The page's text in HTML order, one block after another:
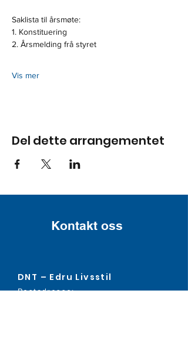
Saklista til årsmøte:
1. Konstituering
2. Årsmelding frå styret
Vis mer
Del dette arrangementet
Kontakt oss
DNT – Edru Livsstil
Postadresse: